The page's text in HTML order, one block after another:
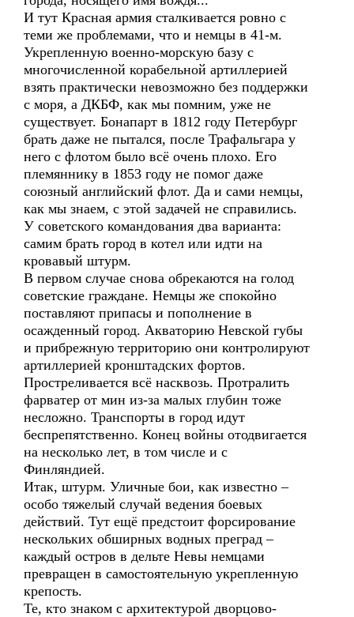
И тут Красная армия сталкивается ровно с
теми же проблемами, что и немцы в 41-м.
Укрепленную военно-морскую базу с
многочисленной корабельной артиллерией
взять практически невозможно без поддержки
с моря, а ДКБФ, как мы помним, уже не
существует. Бонапарт в 1812 году Петербург
брать даже не пытался, после Трафальгара у
него с флотом было всё очень плохо. Его
племяннику в 1853 году не помог даже
союзный английский флот. Да и сами немцы,
как мы знаем, с этой задачей не справились.
У советского командования два варианта:
самим брать город в котел или идти на
кровавый штурм.
В первом случае снова обрекаются на голод
советские граждане. Немцы же спокойно
поставляют припасы и пополнение в
осажденный город. Акваторию Невской губы
и прибрежную территорию они контролируют
артиллерией кронштадских фортов.
Простреливается всё насквозь. Протралить
фарватер от мин из-за малых глубин тоже
несложно. Транспорты в город идут
беспрепятственно. Конец войны отодвигается
на несколько лет, в том числе и с
Финляндией.
Итак, штурм. Уличные бои, как известно –
особо тяжелый случай ведения боевых
действий. Тут ещё предстоит форсирование
нескольких обширных водных преград –
каждый остров в дельте Невы немцами
превращен в самостоятельную укрепленную
крепость.
Те, кто знаком с архитектурой дворцово-